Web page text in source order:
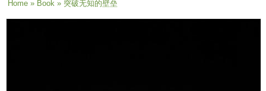
You are here
Home» Book» 突破无知的壁垒